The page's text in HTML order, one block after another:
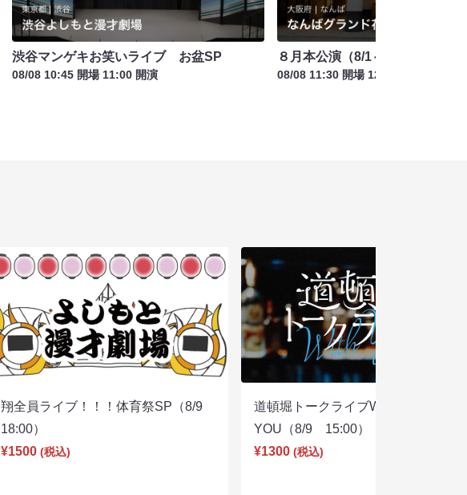
渋谷マンゲキお笑いライブ お盆SP
08/08 10:45 開場 11:00 開演
８月本公演（8/1～8/23）
08/08 11:30 開場 12:00 開演
翔全員ライブ！！！体育祭SP（8/9
18:00）
¥1500 (税込)
道頓堀トークライブWITH
YOU（8/9 15:00）
¥1300 (税込)